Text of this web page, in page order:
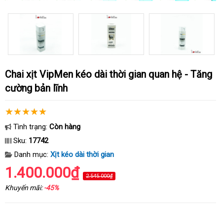
Chai xịt VipMen kéo dài thời gian quan hệ - Tăng
cường bản lĩnh
Tình trạng: Còn hàng
Sku: 17742
Danh mục: Xịt kéo dài thời gian
1.400.000₫ 2.545.000₫
Khuyến mãi:-45%